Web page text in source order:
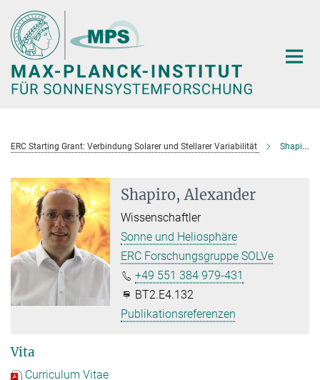
Hauptinhalt
ERC Starting Grant: Verbindung Solarer und Stellarer Variabilität Shapiro, Alexander
Shapiro, Alexander
Wissenschaftler
Sonne und Heliosphäre
ERC Forschungsgruppe SOLVe
+49 551 384 979-431
BT2.E4.132
Publikationsreferenzen
Vita
Curriculum Vitae